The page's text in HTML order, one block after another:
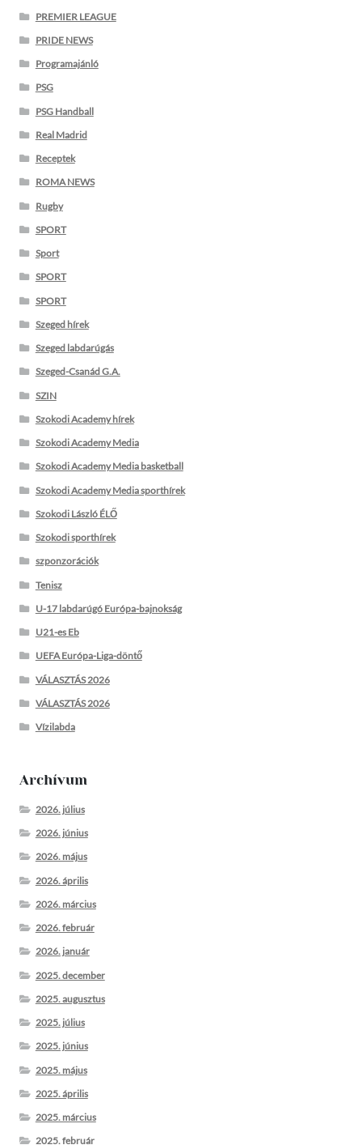
PREMIER LEAGUE
PRIDE NEWS
Programajánló
PSG
PSG Handball
Real Madrid
Receptek
ROMA NEWS
Rugby
SPORT
Sport
SPORT
SPORT
Szeged hírek
Szeged labdarúgás
Szeged-Csanád G.A.
SZIN
Szokodi Academy hírek
Szokodi Academy Media
Szokodi Academy Media basketball
Szokodi Academy Media sporthírek
Szokodi László ÉLŐ
Szokodi sporthírek
szponzorációk
Tenisz
U-17 labdarúgó Európa-bajnokság
U21-es Eb
UEFA Európa-Liga-döntő
VÁLASZTÁS 2026
VÁLASZTÁS 2026
Vízilabda
Archívum
2026. július
2026. június
2026. május
2026. április
2026. március
2026. február
2026. január
2025. december
2025. augusztus
2025. július
2025. június
2025. május
2025. április
2025. március
2025. február